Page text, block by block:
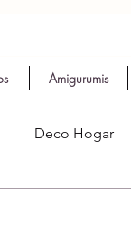
Amigurumis
Deco Hogar